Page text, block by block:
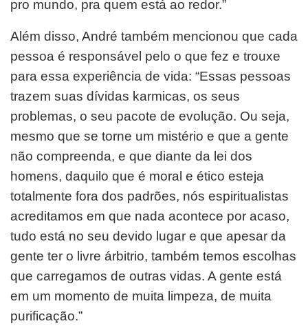
pro mundo, pra quem está ao redor.”
Além disso, André também mencionou que cada
pessoa é responsável pelo o que fez e trouxe
para essa experiência de vida: “Essas pessoas
trazem suas dívidas karmicas, os seus
problemas, o seu pacote de evolução. Ou seja,
mesmo que se torne um mistério e que a gente
não compreenda, e que diante da lei dos
homens, daquilo que é moral e ético esteja
totalmente fora dos padrões, nós espiritualistas
acreditamos em que nada acontece por acaso,
tudo está no seu devido lugar e que apesar da
gente ter o livre árbitrio, também temos escolhas
que carregamos de outras vidas. A gente está
em um momento de muita limpeza, de muita
purificação.”